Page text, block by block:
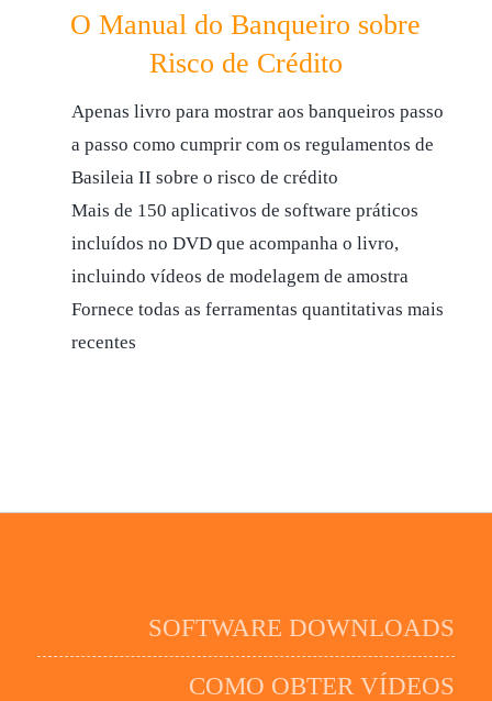
O Manual do Banqueiro sobre
Risco de Crédito
Apenas livro para mostrar aos banqueiros passo
a passo como cumprir com os regulamentos de
Basileia II sobre o risco de crédito
Mais de 150 aplicativos de software práticos
incluídos no DVD que acompanha o livro,
incluindo vídeos de modelagem de amostra
Fornece todas as ferramentas quantitativas mais
recentes
SOFTWARE DOWNLOADS
COMO OBTER VÍDEOS